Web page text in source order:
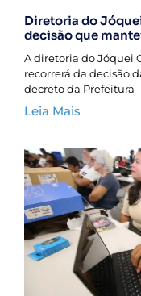
Diretoria do
decisão que
A diretoria do Jóquei
recorrerá da decisão
decreto da Prefeitura
Leia Mais